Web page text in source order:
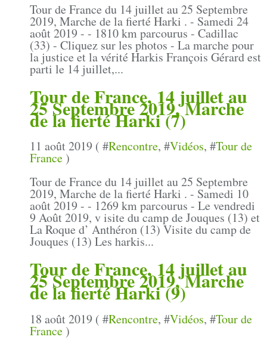
Tour de France du 14 juillet au 25 Septembre
2019, Marche de la fierté Harki . - Samedi 24
août 2019 - - 1810 km parcourus - Cadillac
(33) - Cliquez sur les photos - La marche pour
la justice et la vérité Harkis François Gérard est
parti le 14 juillet,...
Tour de France, 14 juillet au
25 Septembre 2019, Marche
de la fierté Harki (7)
11 août 2019 ( #Rencontre, #Vidéos, #Tour de
France)
Tour de France du 14 juillet au 25 Septembre
2019, Marche de la fierté Harki . - Samedi 10
août 2019 - - 1269 km parcourus - Le vendredi
9 Août 2019, v isite du camp de Jouques (13) et
La Roque d’ Anthéron (13) Visite du camp de
Jouques (13) Les harkis...
Tour de France, 14 juillet au
25 Septembre 2019, Marche
de la fierté Harki (9)
18 août 2019 ( #Rencontre, #Vidéos, #Tour de
France)